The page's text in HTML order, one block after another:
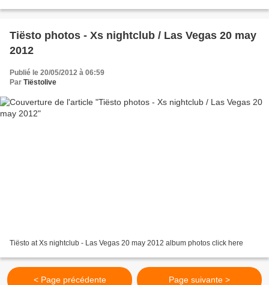
Tiësto photos - Xs nightclub / Las Vegas 20 may
2012
Publié le 20/05/2012 à 06:59
Par Tiëstolive
Tiësto at Xs nightclub - Las Vegas 20 may 2012 album photos click here
< Page précédente Page suivante >